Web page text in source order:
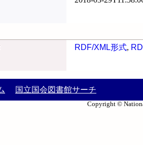
RDF/XML形式,
国立国会図書館サーチ
Copyright ©